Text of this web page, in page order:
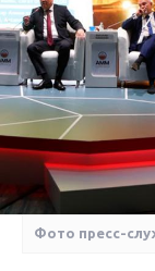
Фото пресс-